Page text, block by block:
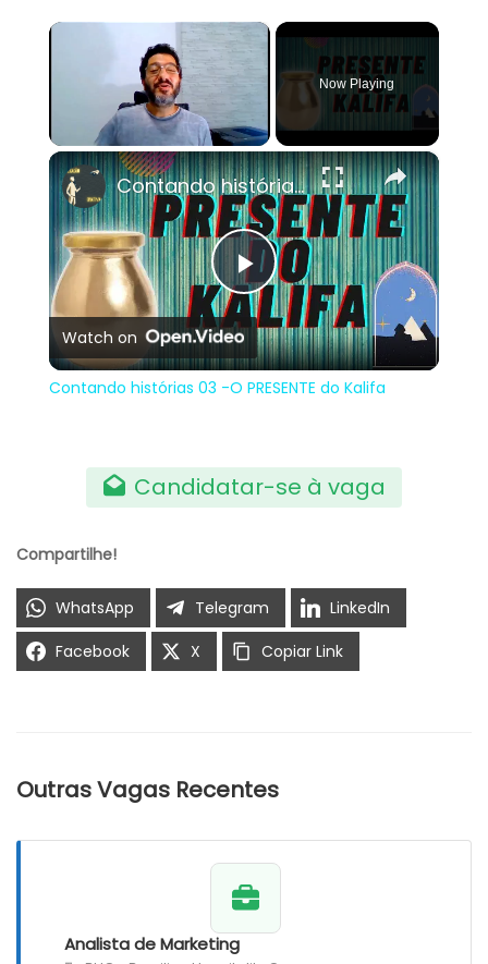
×
Unmute
Now Playing
×
Play
Video
Contando histórias 03 -O PRESENTE do Kalifa
Watch on
Contando histórias 03 -O PRESENTE do Kalifa
Candidatar-se à vaga
Compartilhe!
WhatsApp Telegram
LinkedIn
Facebook
X Copiar Link
Outras Vagas Recentes
Analista de Marketing